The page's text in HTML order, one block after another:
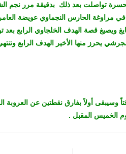
تواصلت بعد ذلك بدقيقة مرر نجم
في مراوغة الحارس النجماوي عويضة
ويصيغ قصة الهدف الخلجاوي الرابع
وسيبقى أولاً بفارق نقطتين عن
الخميس المقبل .